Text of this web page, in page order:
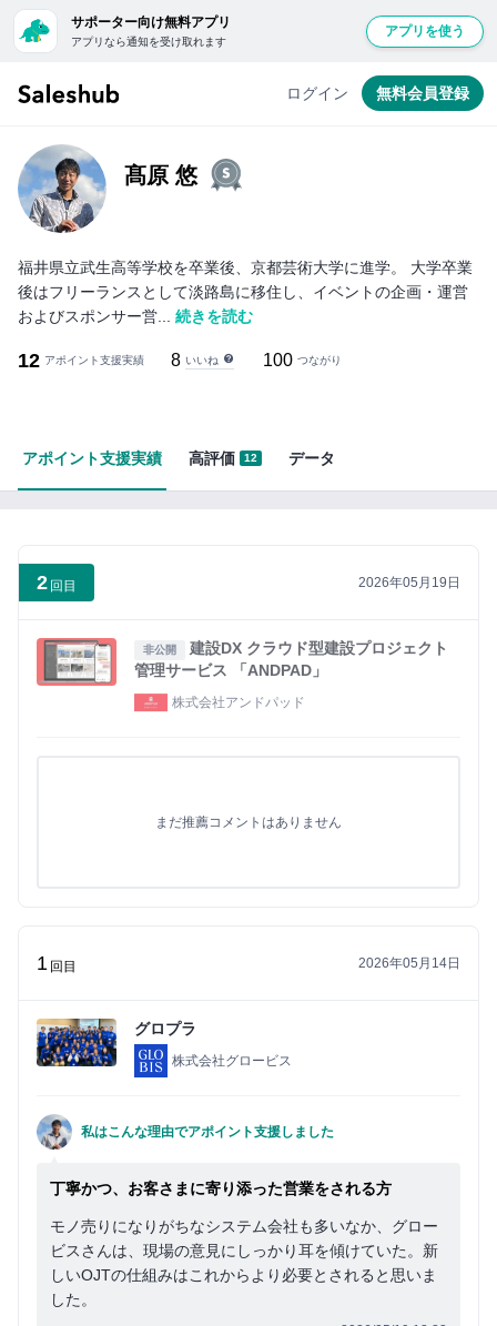
サポーター向け無料アプリ
アプリなら通知を受け取れます
アプリを使う
ログイン 無料会員登録
髙原 悠
福井県立武生高等学校を卒業後、京都芸術大学に進学。 大学卒業
後はフリーランスとして淡路島に移住し、イベントの企画・運営
およびスポンサー営...
続きを読む
12 アポイント支援実績 8 いいね 100 つながり
アポイント支援実績 高評価 12 データ
2 回目 2026年05月19日
非公開
建設DX クラウド型建設プロジェクト
管理サービス 「ANDPAD」
株式会社アンドパッド
まだ推薦コメントはありません
1 回目 2026年05月14日
グロプラ
株式会社グロービス
私はこんな理由でアポイント支援しました
丁寧かつ、お客さまに寄り添った営業をされる方
モノ売りになりがちなシステム会社も多いなか、グロー
ビスさんは、現場の意見にしっかり耳を傾けていた。新
しいOJTの仕組みはこれからより必要とされると思いま
した。
無
料
員
登
録
し
ロ
グ
ン
と
で
る
よ
ロ
ン